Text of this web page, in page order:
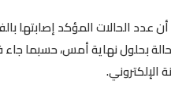
عدد الحالات المؤكد إصابتها
وصل إلى 1423 حالة بحلول نهاية أمس، حسبما
الإلكتروني.